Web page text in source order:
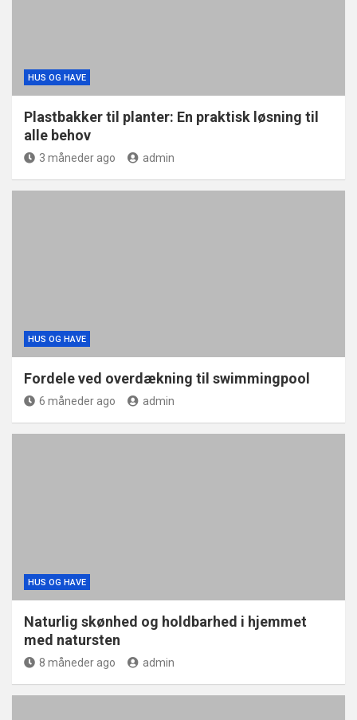
HUS OG HAVE
Plastbakker til planter: En praktisk løsning til
alle behov
3 måneder ago admin
HUS OG HAVE
Fordele ved overdækning til swimmingpool
6 måneder ago admin
HUS OG HAVE
Naturlig skønhed og holdbarhed i hjemmet
med natursten
8 måneder ago admin